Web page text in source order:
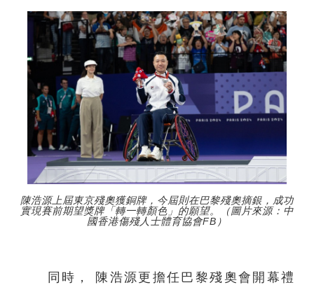
陳浩源上屆東京殘奧獲銅牌，今屆則在巴黎殘奧摘銀，成功
實現賽前期望獎牌「轉一轉顏色」的願望。（圖片來源：中
國香港傷殘人士體育協會FB）
同時， 陳浩源更擔任巴黎殘奧會開幕禮